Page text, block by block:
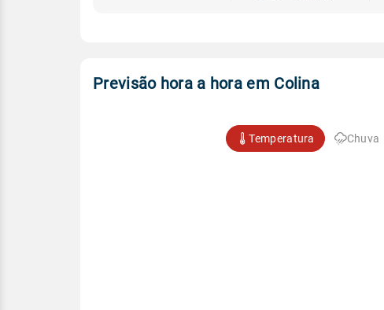
Previsão hora a hora em Colina
Temperatura Chuva